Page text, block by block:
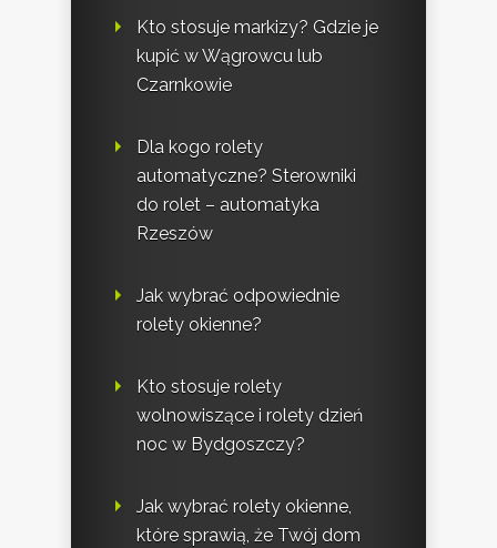
Kto stosuje markizy? Gdzie je
kupić w Wągrowcu lub
Czarnkowie
Dla kogo rolety
automatyczne? Sterowniki
do rolet – automatyka
Rzeszów
Jak wybrać odpowiednie
rolety okienne?
Kto stosuje rolety
wolnowiszące i rolety dzień
noc w Bydgoszczy?
Jak wybrać rolety okienne,
które sprawią, że Twój dom